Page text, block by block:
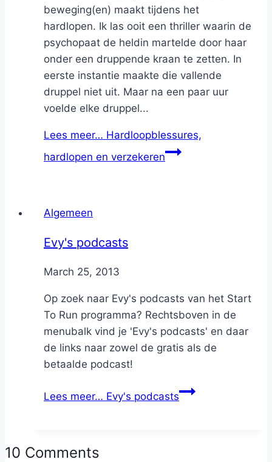
beweging(en) maakt tijdens het
hardlopen. Ik las ooit een thriller waarin de
psychopaat de heldin martelde door haar
onder een druppende kraan te zetten. In
eerste instantie maakte die vallende
druppel niet uit. Maar na een paar uur
voelde elke druppel...
Lees meer… Hardloopblessures,
hardlopen en verzekeren
Algemeen
Evy's podcasts
ByNicole
March 25, 2013
Op zoek naar Evy's podcasts van het Start
To Run programma? Rechtsboven in de
menubalk vind je 'Evy's podcasts' en daar
de links naar zowel de gratis als de
betaalde podcast!
Lees meer… Evy's podcasts
10 Comments